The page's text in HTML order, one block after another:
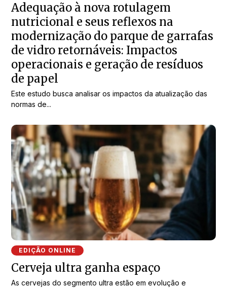
Adequação à nova rotulagem
nutricional e seus reflexos na
modernização do parque de garrafas
de vidro retornáveis: Impactos
operacionais e geração de resíduos
de papel
Este estudo busca analisar os impactos da atualização das
normas de...
EDIÇÃO ONLINE
Cerveja ultra ganha espaço
As cervejas do segmento ultra estão em evolução e